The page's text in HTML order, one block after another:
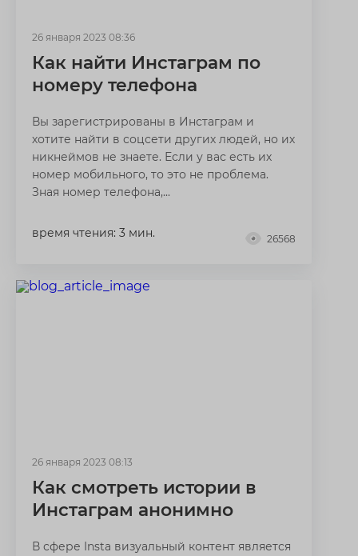
26 января 2023 08:36
Как найти Инстаграм по
номеру телефона
Вы зарегистрированы в Инстаграм и
хотите найти в соцсети других людей, но их
никнеймов не знаете. Если у вас есть их
номер мобильного, то это не проблема.
Зная номер телефона,...
время чтения: 3 мин. 26568
26 января 2023 08:13
Как смотреть истории в
Инстаграм анонимно
В сфере Insta визуальный контент является